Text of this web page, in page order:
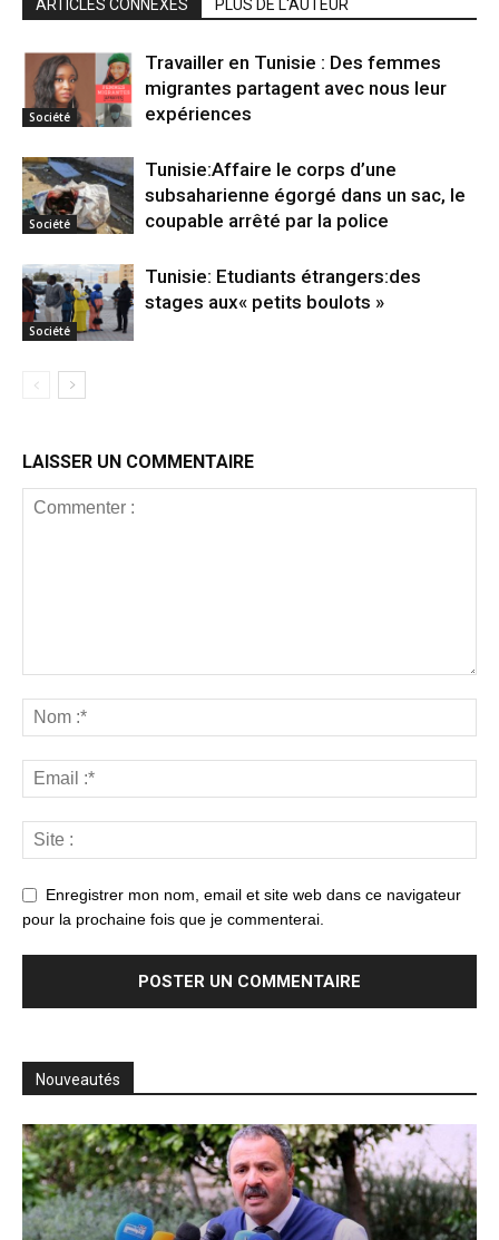
ARTICLES CONNEXES PLUS DE L'AUTEUR
Société
Travailler en Tunisie : Des femmes
migrantes partagent avec nous leur
expériences
Société
Tunisie:Affaire le corps d’une
subsaharienne égorgé dans un sac, le
coupable arrêté par la police
Société
Tunisie: Etudiants étrangers:des
stages aux« petits boulots »
LAISSER UN COMMENTAIRE
Enregistrer mon nom, email et site web dans ce navigateur
pour la prochaine fois que je commenterai.
Nouveautés